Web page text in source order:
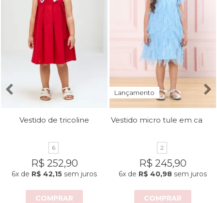
Vestido de tricoline
6
R$ 252,90
6x de R$ 42,15 sem juros
COMPRAR
Lançamento
2
R$ 245,90
6x de R$ 40,98 sem juros
COMPRAR